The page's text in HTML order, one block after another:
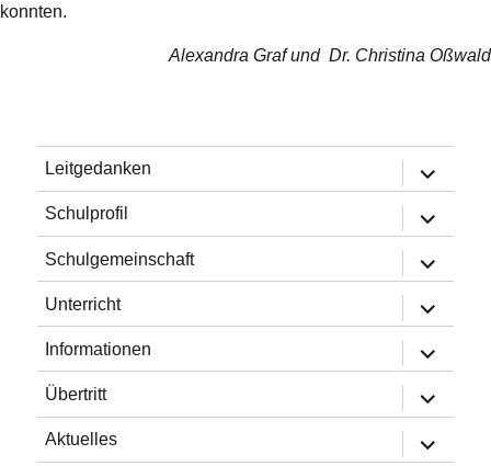
konnten.
Alexandra Graf und Dr. Christina Oßwald
Leitgedanken
öffnen
Schulprofil
öffnen
Schulgemeinschaft
öffnen
Unterricht
öffnen
Informationen
öffnen
Übertritt
öffnen
Aktuelles
öffnen